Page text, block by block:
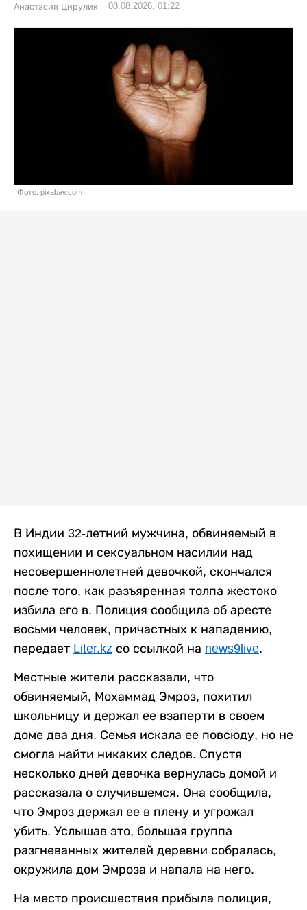
Анастасия Цирулик 08.08.2026, 01:22
Фото: pixabay.com
В Индии 32-летний мужчина, обвиняемый в
похищении и сексуальном насилии над
несовершеннолетней девочкой, скончался
после того, как разъяренная толпа жестоко
избила его в. Полиция сообщила об аресте
восьми человек, причастных к нападению,
передает Liter.kz со ссылкой на news9live.
Местные жители рассказали, что
обвиняемый, Мохаммад Эмроз, похитил
школьницу и держал ее взаперти в своем
доме два дня. Семья искала ее повсюду, но не
смогла найти никаких следов. Спустя
несколько дней девочка вернулась домой и
рассказала о случившемся. Она сообщила,
что Эмроз держал ее в плену и угрожал
убить. Услышав это, большая группа
разгневанных жителей деревни собралась,
окружила дом Эмроза и напала на него.
На место происшествия прибыла полиция,